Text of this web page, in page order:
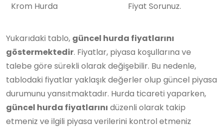
Krom Hurda Fiyat Sorunuz.
Yukarıdaki tablo, güncel hurda fiyatlarını
göstermektedir. Fiyatlar, piyasa koşullarına ve
talebe göre sürekli olarak değişebilir. Bu nedenle,
tablodaki fiyatlar yaklaşık değerler olup güncel piyasa
durumunu yansıtmaktadır. Hurda ticareti yaparken,
güncel hurda fiyatlarını düzenli olarak takip
etmeniz ve ilgili piyasa verilerini kontrol etmeniz